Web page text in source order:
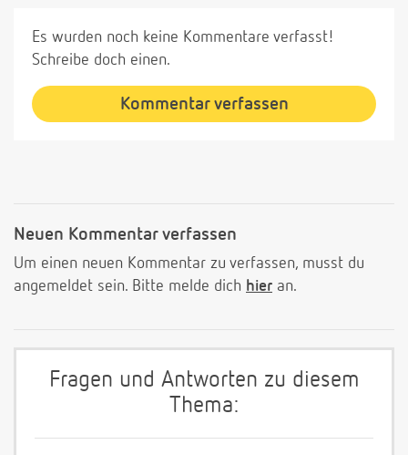
Es wurden noch keine Kommentare verfasst!
Schreibe doch einen.
Kommentar verfassen
Neuen Kommentar verfassen
Um einen neuen Kommentar zu verfassen, musst du
angemeldet sein. Bitte melde dich hier an.
Fragen und Antworten zu diesem
Thema: